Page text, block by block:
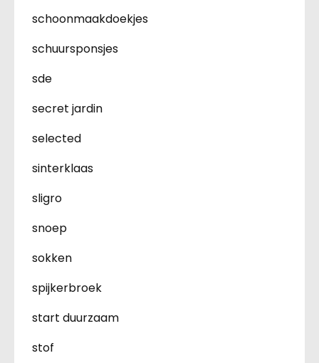
schoonmaakdoekjes
schuursponsjes
sde
secret jardin
selected
sinterklaas
sligro
snoep
sokken
spijkerbroek
start duurzaam
stof